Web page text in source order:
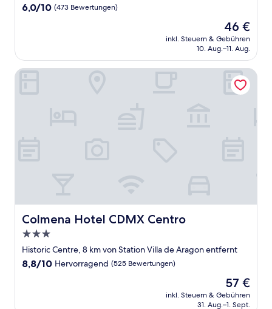
6.0
6,0/10 (473 Bewertungen)
Der
Preis
beträgt
46 €
inkl. Steuern & Gebühren
10. Aug.–11. Aug.
Colmena Hotel CDMX Centro
Colmena Hotel CDMX Centro
3.0-
Sterne-
Unterkunft
Historic Centre, 8 km von Station Villa de Aragon entfernt
8.8
8,8/10 Hervorragend (525 Bewertungen)
Der
Preis
beträgt
57 €
inkl. Steuern & Gebühren
31. Aug.–1. Sept.
Colmena Hotel CDMX Centro